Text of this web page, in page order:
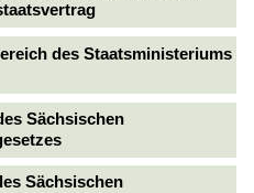
des Staatsministeriums
Sächsischen
Sächsischen